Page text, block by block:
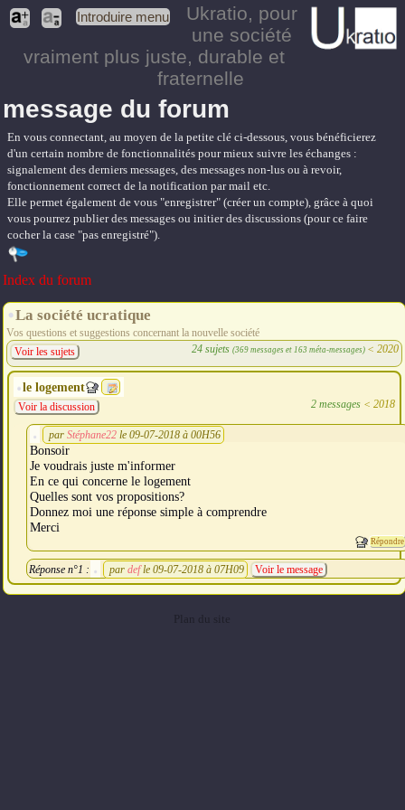
Introduire menu Ukratio, pour
une société
vraiment plus juste, durable et
fraternelle
message du forum
En vous connectant, au moyen de la petite clé ci-dessous, vous bénéficierez
d'un certain nombre de fonctionnalités pour mieux suivre les échanges :
signalement des derniers messages, des messages non-lus ou à revoir,
fonctionnement correct de la notification par mail etc.
Elle permet également de vous "enregistrer" (créer un compte), grâce à quoi
vous pourrez publier des messages ou initier des discussions (pour ce faire
cocher la case "pas enregistré").
Index du forum
La société ucratique
Vos questions et suggestions concernant la nouvelle société
24 sujets (369 messages et 163 méta-messages) < 2020
Voir les sujets
le logement
2 messages< 2018
Voir la discussion
par Stéphane22 le 09-07-2018 à 00H56
Bonsoir
Je voudrais juste m'informer
En ce qui concerne le logement
Quelles sont vos propositions?
Donnez moi une réponse simple à comprendre
Merci
Répondre
Réponse n°1 : par def le 09-07-2018 à 07H09 Voir le message
Plan du site